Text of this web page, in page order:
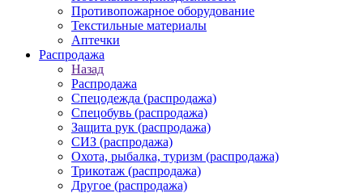
Противопожарное оборудование
Текстильные материалы
Аптечки
Распродажа
Назад
Распродажа
Спецодежда (распродажа)
Спецобувь (распродажа)
Защита рук (распродажа)
СИЗ (распродажа)
Охота, рыбалка, туризм (распродажа)
Трикотаж (распродажа)
Другое (распродажа)